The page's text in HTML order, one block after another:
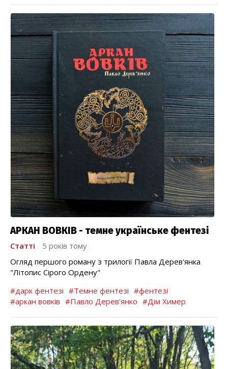
АРКАН ВОВКІВ - темне українське фентезі
Статті
5 років тому
Огляд першого роману з трилогії Павла Дерев'янка
"Літопис Сірого Ордену"
#дарк фентезі #Темне фентезі #фентезі
#аркан вовків #Павло Дерев'янко #Дім Химер